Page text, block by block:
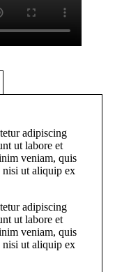
adipiscing
ut labore et
veniam, quis
nisi ut aliquip ex
adipiscing
ut labore et
veniam, quis
nisi ut aliquip ex